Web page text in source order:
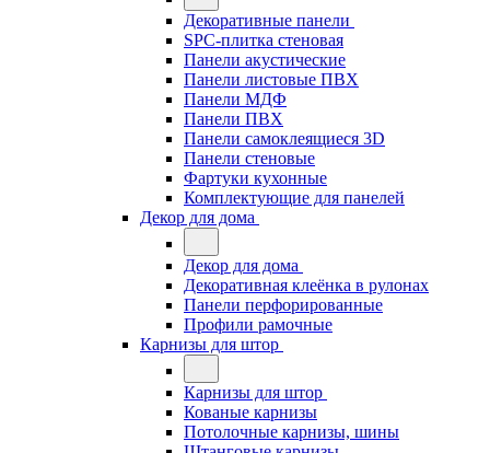
Декоративные панели
SPC-плитка стеновая
Панели акустические
Панели листовые ПВХ
Панели МДФ
Панели ПВХ
Панели самоклеящиеся 3D
Панели стеновые
Фартуки кухонные
Комплектующие для панелей
Декор для дома
Декор для дома
Декоративная клеёнка в рулонах
Панели перфорированные
Профили рамочные
Карнизы для штор
Карнизы для штор
Кованые карнизы
Потолочные карнизы, шины